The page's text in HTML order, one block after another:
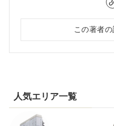
この著者
人気エリア一覧